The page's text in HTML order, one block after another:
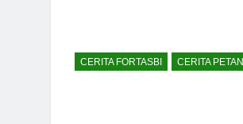
CERITA FORTASBI CERITA PETANI